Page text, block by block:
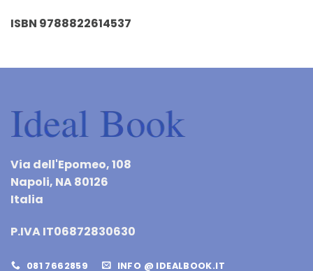
ISBN 9788822614537
Via dell'Epomeo, 108
Napoli, NA 80126
Italia
P.IVA IT06872830630
081 7662859 INFO @ IDEALBOOK.IT